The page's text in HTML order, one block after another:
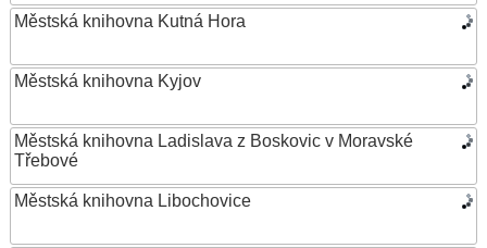
Městská knihovna Kutná Hora
Městská knihovna Kyjov
Městská knihovna Ladislava z Boskovic v Moravské
Třebové
Městská knihovna Libochovice